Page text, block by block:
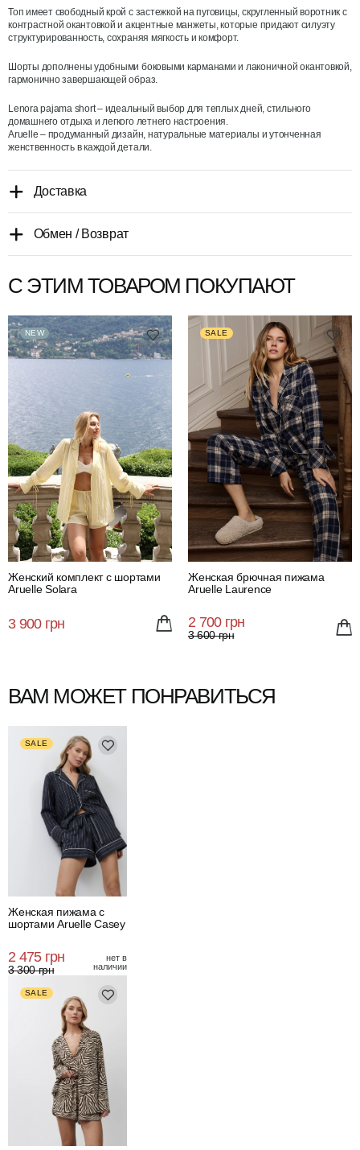
Топ имеет свободный крой с застежкой на пуговицы, скругленный воротник с
контрастной окантовкой и акцентные манжеты, которые придают силуэту
структурированность, сохраняя мягкость и комфорт.
Шорты дополнены удобными боковыми карманами и лаконичной окантовкой,
гармонично завершающей образ.
Lenora pajama short – идеальный выбор для теплых дней, стильного
домашнего отдыха и легкого летнего настроения.
Aruelle – продуманный дизайн, натуральные материалы и утонченная
женственность в каждой детали.
Доставка
Обмен / Возврат
С ЭТИМ ТОВАРОМ ПОКУПАЮТ
NEW
Женский комплект с шортами
Aruelle Solara
3 900 грн
SALE
Женская брючная пижама
Aruelle Laurence
2 700 грн
3 600 грн
ВАМ МОЖЕТ ПОНРАВИТЬСЯ
SALE
Женская пижама с
шортами Aruelle Casey
2 475 грн
3 300 грн
нет в
наличии
SALE